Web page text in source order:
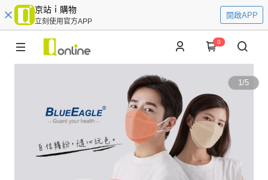
京站ｉ購物
立刻使用官方APP
開啟APP
0
1/5